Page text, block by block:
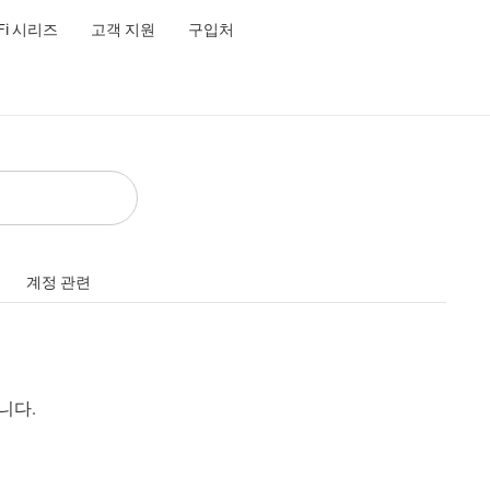
시리즈 고객 지원 구입처
계정 관련
다.